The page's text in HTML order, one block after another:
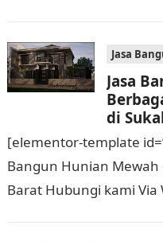
Jasa
Jasa
di
Barat
[elementor-template
Bangun Hunian Mewah
Barat Hubungi kami Via